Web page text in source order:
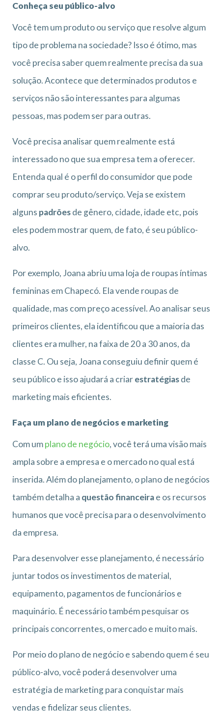
Conheça seu público-alvo
Você tem um produto ou serviço que resolve algum
tipo de problema na sociedade? Isso é ótimo, mas
você precisa saber quem realmente precisa da sua
solução. Acontece que determinados produtos e
serviços não são interessantes para algumas
pessoas, mas podem ser para outras.
Você precisa analisar quem realmente está
interessado no que sua empresa tem a oferecer.
Entenda qual é o perfil do consumidor que pode
comprar seu produto/serviço. Veja se existem
alguns padrõesde gênero, cidade, idade etc, pois
eles podem mostrar quem, de fato, é seu público-
alvo.
Por exemplo, Joana abriu uma loja de roupas íntimas
femininas em Chapecó. Ela vende roupas de
qualidade, mas com preço acessível. Ao analisar seus
primeiros clientes, ela identificou que a maioria das
clientes era mulher, na faixa de 20 a 30 anos, da
classe C. Ou seja, Joana conseguiu definir quem é
seu público e isso ajudará a criarestratégiasde
marketing mais eficientes.
Faça um plano de negócios e marketing
Com umplano de negócio, você terá uma visão mais
ampla sobre a empresa e o mercado no qual está
inserida. Além do planejamento, o plano de negócios
também detalha a questão financeirae os recursos
humanos que você precisa para o desenvolvimento
da empresa.
Para desenvolver esse planejamento, é necessário
juntar todos os investimentos de material,
equipamento, pagamentos de funcionários e
maquinário. É necessário também pesquisar os
principais concorrentes, o mercado e muito mais.
Por meio do plano de negócio e sabendo quem é seu
público-alvo, você poderá desenvolver uma
estratégia de marketing para conquistar mais
vendas e fidelizar seus clientes.